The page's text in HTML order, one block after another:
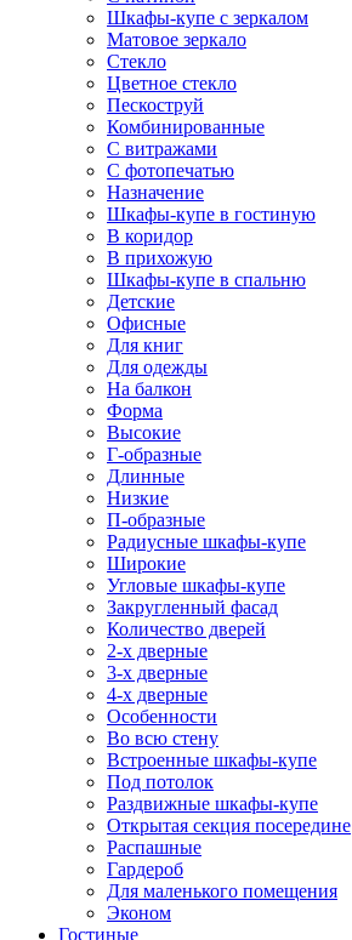
Шкафы-купе с зеркалом
Матовое зеркало
Стекло
Цветное стекло
Пескоструй
Комбинированные
С витражами
С фотопечатью
Назначение
Шкафы-купе в гостиную
В коридор
В прихожую
Шкафы-купе в спальню
Детские
Офисные
Для книг
Для одежды
На балкон
Форма
Высокие
Г-образные
Длинные
Низкие
П-образные
Радиусные шкафы-купе
Широкие
Угловые шкафы-купе
Закругленный фасад
Количество дверей
2-х дверные
3-х дверные
4-х дверные
Особенности
Во всю стену
Встроенные шкафы-купе
Под потолок
Раздвижные шкафы-купе
Открытая секция посередине
Распашные
Гардероб
Для маленького помещения
Эконом
Гостиные